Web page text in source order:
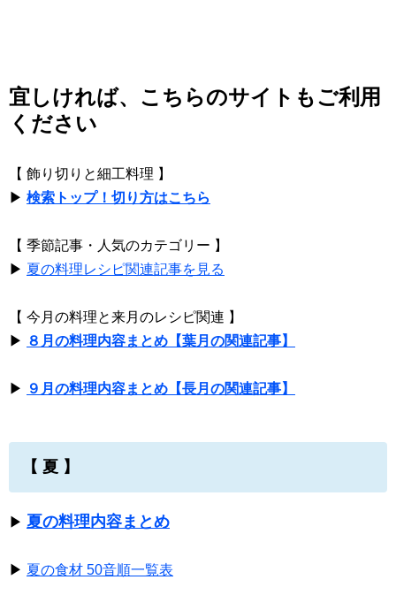
宜しければ、こちらのサイトもご利用
ください
【 飾り切りと細工料理 】
▶ 検索トップ！切り方はこちら
【 季節記事・人気のカテゴリー 】
▶ 夏の料理レシピ関連記事を見る
【 今月の料理と来月のレシピ関連 】
▶ ８月の料理内容まとめ【葉月の関連記事】
▶ ９月の料理内容まとめ【長月の関連記事】
【 夏 】
▶ 夏の料理内容まとめ
▶ 夏の食材 50音順一覧表